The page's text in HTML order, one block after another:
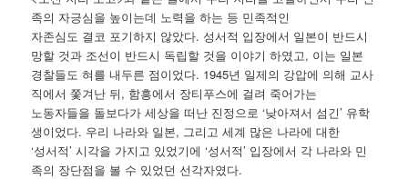
족의 자긍심을 높이는데 노력을 하는 등 민족적인
자존심도 결코 포기하지 않았다. 성서적 입장에서 일본이 반드시
망할 것과 조선이 반드시 독립할 것을 이야기 하였고, 이는 일본
경찰들도 혀를 내두른 점이었다. 1945년 일제의 강압에 의해 교사
직에서 쫓겨난 뒤, 함흥에서 장티푸스에 걸려 죽어가는
노동자들을 돌보다가 세상을 떠난 진정으로 ‘낮아져서 섬긴’ 유학
생이었다. 우리 나라와 일본, 그리고 세계 많은 나라에 대한
‘성서적’ 시각을 가지고 있었기에 ‘성서적’ 입장에서 각 나라와 민
족의 장단점을 볼 수 있었던 선각자였다.